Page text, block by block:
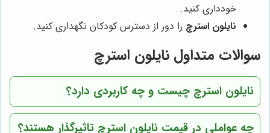
خودداری کنید.
نایلون استرچ را دور از دسترس کودکان نگهداری کنید.
سوالات متداول نایلون استرچ
نایلون استرچ چیست و چه کاربردی دارد؟
چه عواملی در قیمت نایلون استرچ تاثیرگذار هستند؟